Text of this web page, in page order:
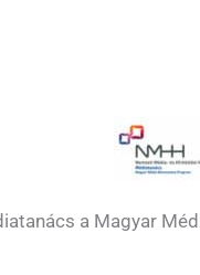
a Magyar